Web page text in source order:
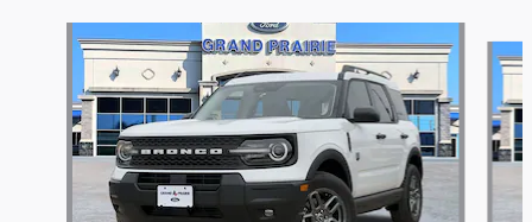
Slide 1 of 6